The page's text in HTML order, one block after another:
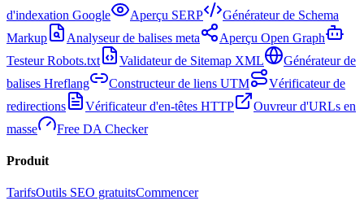
d'indexation Google
Aperçu SERP
Générateur de Schema
Markup
Analyseur de balises meta
Aperçu Open Graph
Testeur Robots.txt
Validateur de Sitemap XML
Générateur de
balises Hreflang
Constructeur de liens UTM
Vérificateur de
redirections
Vérificateur d'en-têtes HTTP
Ouvreur d'URLs en
masse
Free DA Checker
Produit
TarifsOutils SEO gratuitsCommencer